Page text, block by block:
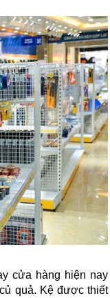
cửa hàng hiện nay
quả. Kệ được thiết